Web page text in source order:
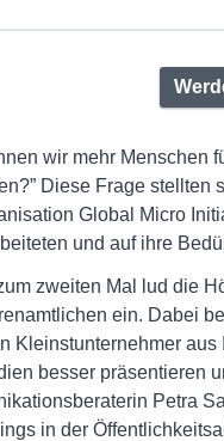
wir mehr Menschen
Diese Frage stellten
Global Micro
und auf ihre
zweiten Mal lud die
ein. Dabei
Kleinstunternehmer
besser präsentieren
Petra
in der